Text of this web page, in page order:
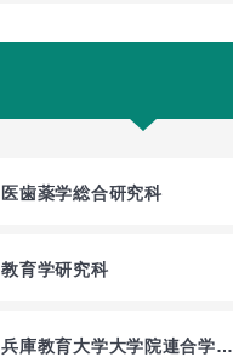
医歯薬学総合研究科
教育学研究科
兵庫教育大学大学院連合学校